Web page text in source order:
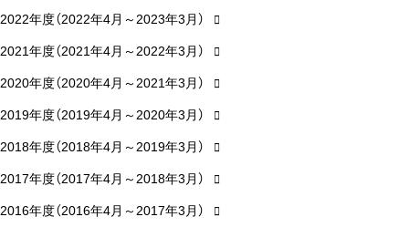
2022年度（2022年4月～2023年3月）
2021年度（2021年4月～2022年3月）
2020年度（2020年4月～2021年3月）
2019年度（2019年4月～2020年3月）
2018年度（2018年4月～2019年3月）
2017年度（2017年4月～2018年3月）
2016年度（2016年4月～2017年3月）